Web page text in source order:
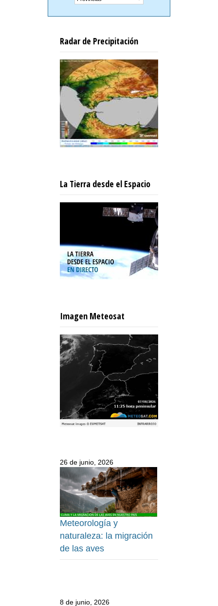
Radar de Precipitación
La Tierra desde el Espacio
Imagen Meteosat
26 de junio, 2026
Meteorología y
naturaleza: la migración
de las aves
8 de junio, 2026